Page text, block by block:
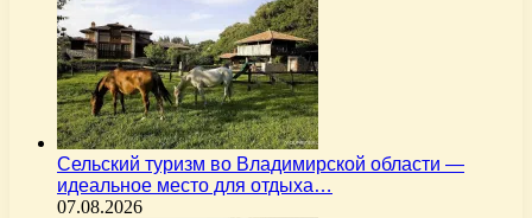
Сельский туризм во Владимирской области —
идеальное место для отдыха…
07.08.2026